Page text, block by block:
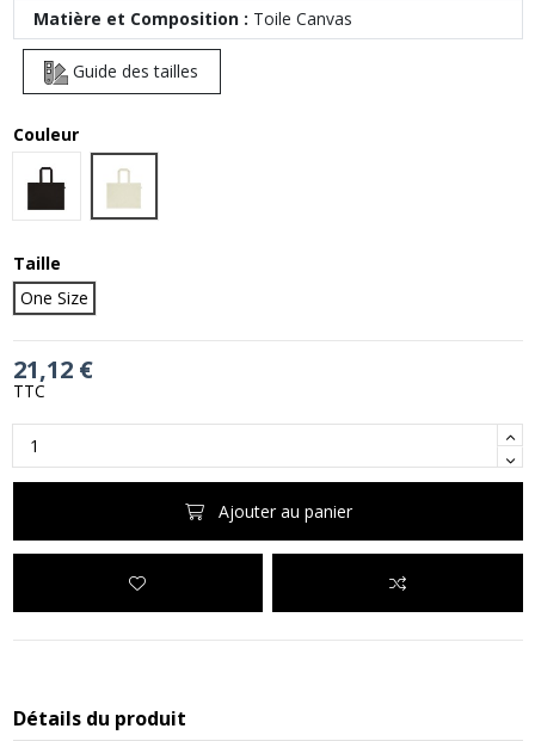
Matière et Composition : Toile Canvas
Guide des tailles
Couleur
Black
Natural (undyed)
Taille
One Size
21,12 €
TTC
Ajouter au panier
Détails du produit